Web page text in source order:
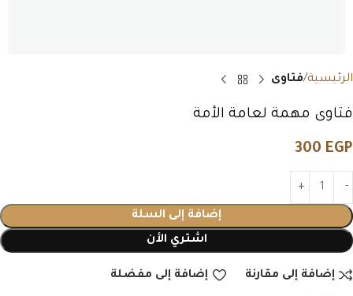
الرئيسية فتاوى
فتاوى مهمة لعامة الأمة
300 EGP
إضافة إلى السلة
اشتري الأن
إضافة إلى مقارنة إضافة إلى مفضلة